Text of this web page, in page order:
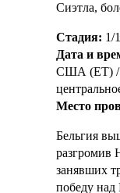
Сиэтла,
Стадия: 1/
Дата и
США (ET) /
Место
Бельгия
разгромив
занявших
победу над